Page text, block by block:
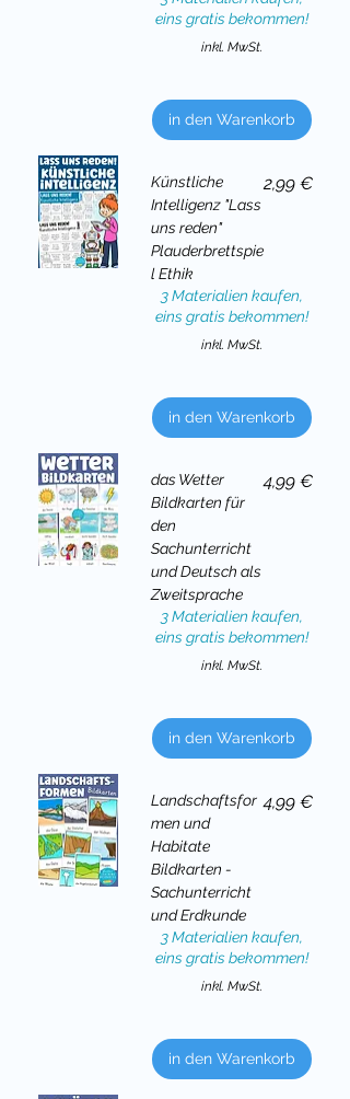
eins gratis bekommen!
inkl. MwSt.
in den Warenkorb
Künstliche
Intelligenz "Lass
uns reden"
Plauderbrettspie
l Ethik
Preis
2,99 €
3 Materialien kaufen,
eins gratis bekommen!
inkl. MwSt.
in den Warenkorb
das Wetter
Bildkarten für
den
Sachunterricht
und Deutsch als
Zweitsprache
Preis
4,99 €
3 Materialien kaufen,
eins gratis bekommen!
inkl. MwSt.
in den Warenkorb
Landschaftsfor
men und
Habitate
Bildkarten -
Sachunterricht
und Erdkunde
Preis
4,99 €
3 Materialien kaufen,
eins gratis bekommen!
inkl. MwSt.
in den Warenkorb